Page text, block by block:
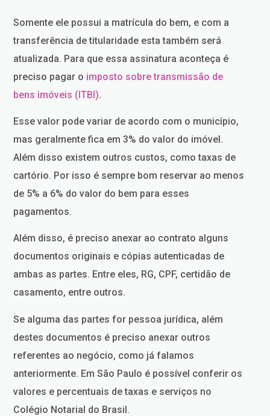
Somente ele possui a matrícula do bem, e com a
transferência de titularidade esta também será
atualizada. Para que essa assinatura aconteça é
preciso pagar o imposto sobre transmissão de
bens imóveis (ITBI).
Esse valor pode variar de acordo com o município,
mas geralmente fica em 3% do valor do imóvel.
Além disso existem outros custos, como taxas de
cartório. Por isso é sempre bom reservar ao menos
de 5% a 6% do valor do bem para esses
pagamentos.
Além disso, é preciso anexar ao contrato alguns
documentos originais e cópias autenticadas de
ambas as partes. Entre eles, RG, CPF, certidão de
casamento, entre outros.
Se alguma das partes for pessoa jurídica, além
destes documentos é preciso anexar outros
referentes ao negócio, como já falamos
anteriormente. Em São Paulo é possível conferir os
valores e percentuais de taxas e serviços no
Colégio Notarial do Brasil.